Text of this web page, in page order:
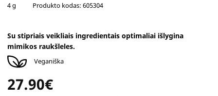
4 g Produkto kodas: 605304
Su stipriais veikliais ingredientais optimaliai išlygina
mimikos raukšleles.
Veganiška
27.90€